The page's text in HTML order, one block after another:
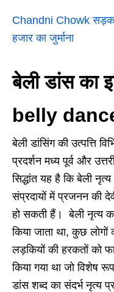
Chandni Chowk सड़क
हजार का जुर्माना
बेली डांस का
belly
बेली डांसिंग की उत्पत्ति
प्रदर्शन मध्य पूर्व और
सिद्धांत यह है कि बेली
संप्रदायों में प्रजनन की
हो सकती हैं। बेली नृत्य
किया जाता था, कुछ लोगों
लड़कियों की हरकतों को
किया गया था जो विशेष
डांस शब्द का संदर्भ नृत्य